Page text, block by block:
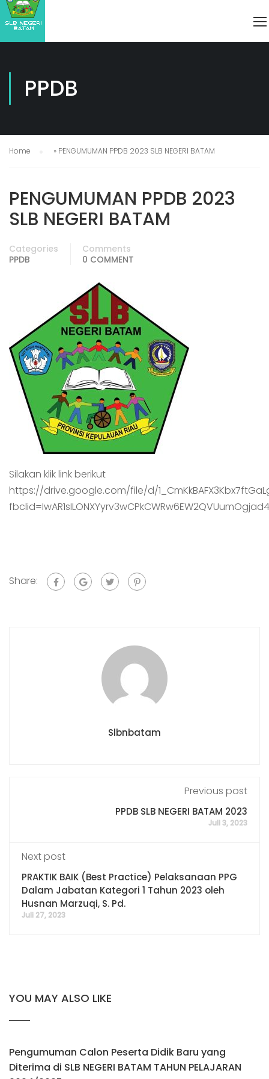
PPDB
Home » PENGUMUMAN PPDB 2023 SLB NEGERI BATAM
PENGUMUMAN PPDB 2023
SLB NEGERI BATAM
Categories
PPDB
Comments
0 COMMENT
Silakan klik link berikut
https://drive.google.com/file/d/
Share:
Slbnbatam
Previous post
PPDB SLB NEGERI BATAM 2023
Juli 3, 2023
Next post
PRAKTIK BAIK (Best Practice) Pelaksanaan PPG
Dalam Jabatan Kategori 1 Tahun 2023 oleh
Husnan Marzuqi, S. Pd.
Juli 27, 2023
YOU MAY ALSO LIKE
Pengumuman Calon Peserta Didik Baru yang
Diterima di SLB NEGERI BATAM TAHUN PELAJARAN